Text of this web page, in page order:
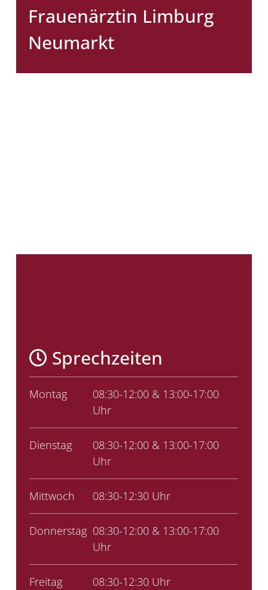
Frauenärztin Limburg
Neumarkt
Sprechzeiten
Montag
08:30-12:00 & 13:00-17:00
Uhr
Dienstag
08:30-12:00 & 13:00-17:00
Uhr
Mittwoch 08:30-12:30 Uhr
Donnerstag 08:30-12:00 & 13:00-17:00
Uhr
Freitag 08:30-12:30 Uhr